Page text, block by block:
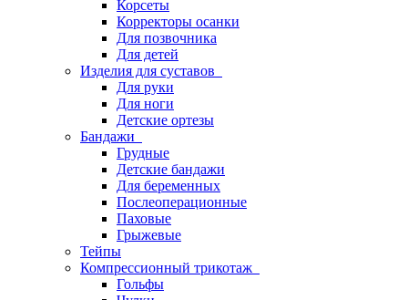
Корсеты
Корректоры осанки
Для позвочника
Для детей
Изделия для суставов
Для руки
Для ноги
Детские ортезы
Бандажи
Грудные
Детские бандажи
Для беременных
Послеоперационные
Паховые
Грыжевые
Тейпы
Компрессионный трикотаж
Гольфы